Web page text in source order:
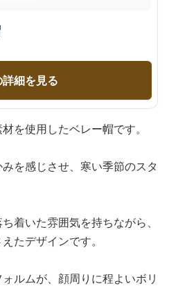
細を見る
を使用したベレー帽です。
を感じさせ、寒い季節のスタ
着いた雰囲気を持ちながら、
たデザインです。
ルムが、顔周りに程よいボリ